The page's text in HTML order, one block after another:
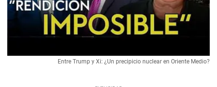
Entre Trump y Xi: ¿Un precipicio nuclear en Oriente Medio?